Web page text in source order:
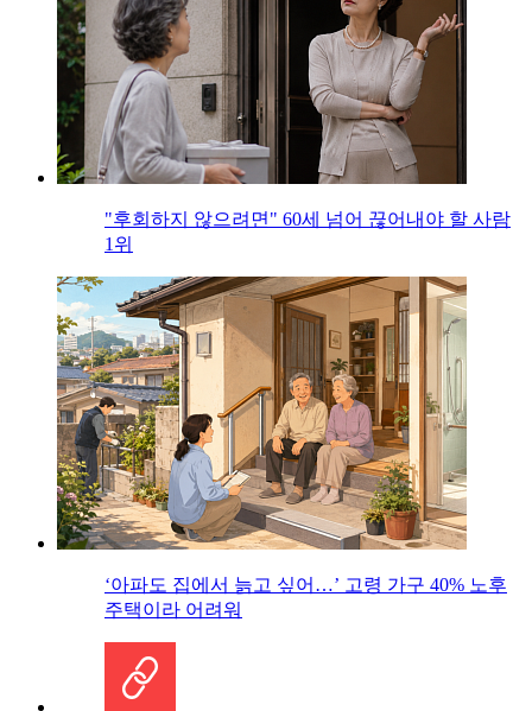
"후회하지 않으려면" 60세 넘어 끊어내야 할 사람
1위
‘아파도 집에서 늙고 싶어…’ 고령 가구 40% 노후
주택이라 어려워